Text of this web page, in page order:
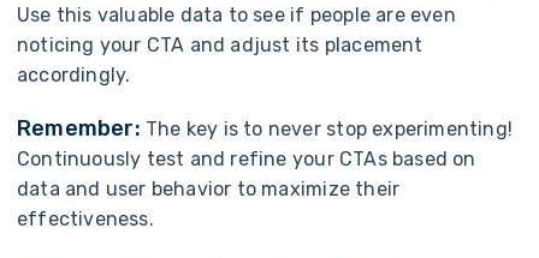
Use this va uab e d ata to see if peop e are even
noticing your CTA and ad just its pl acement
accord ing ly.
Remember: The key is to never stop experimenting!
Continuously test and refine your CTAs based on
data and user behavior to maximize their
effectiveness.